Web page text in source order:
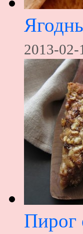
2013-02-
Пирог